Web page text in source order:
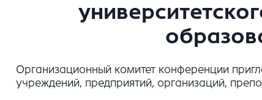
Организационный комитет конференции
учреждений, предприятий, организаций,